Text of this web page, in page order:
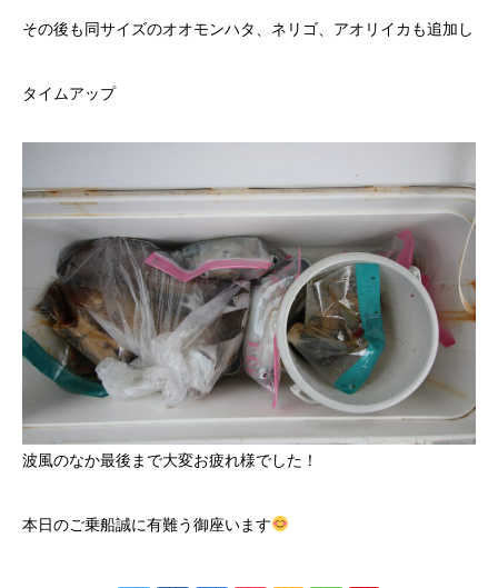
その後も同サイズのオオモンハタ、ネリゴ、アオリイカも追加し
タイムアップ
波風のなか最後まで大変お疲れ様でした！
本日のご乗船誠に有難う御座います